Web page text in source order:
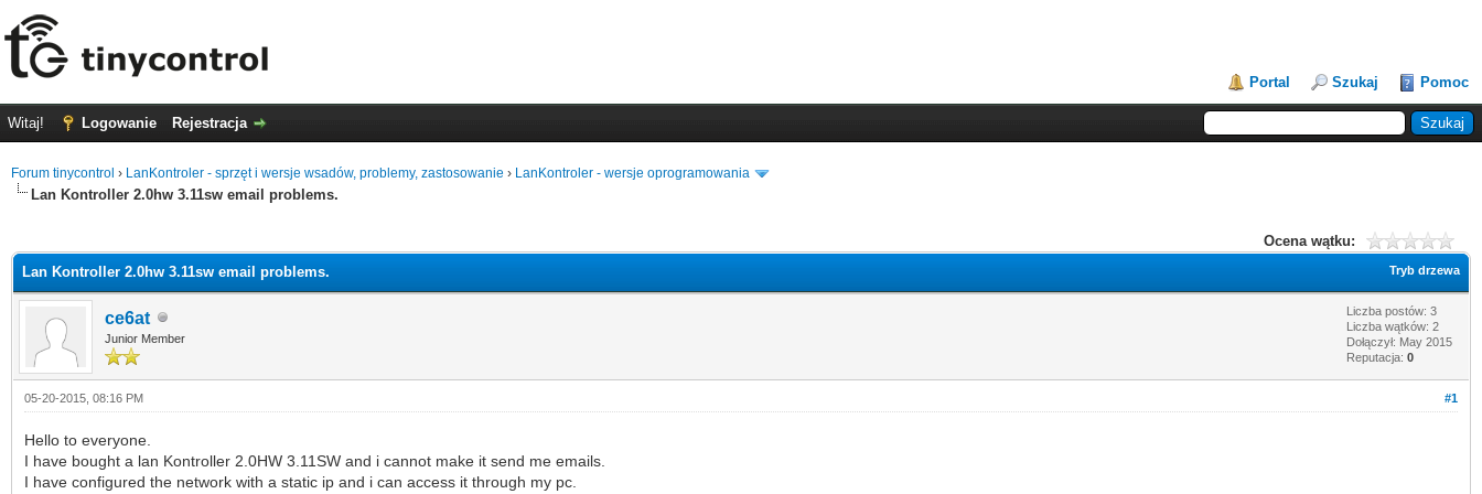
Portal Szukaj Pomoc
Witaj! Logowanie Rejestracja
Forum tinycontrol › LanKontroler - sprzęt i wersje wsadów, problemy, zastosowanie › LanKontroler - wersje oprogramowania
Lan Kontroller 2.0hw 3.11sw email problems.
Ocena wątku:
Tryb drzewa
Lan Kontroller 2.0hw 3.11sw email problems.
ce6at
Junior Member
Liczba postów: 3
Liczba wątków: 2
Dołączył: May 2015
Reputacja: 0
#1
05-20-2015, 08:16 PM
Hello to everyone.
I have bought a lan Kontroller 2.0HW 3.11SW and i cannot make it send me emails.
I have configured the network with a static ip and i can access it through my pc.